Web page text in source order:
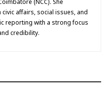
(NCC). She
civic affairs, social issues, and
reporting with a strong focus
credibility.